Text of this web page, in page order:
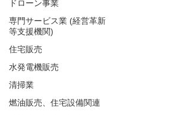
ドローン事業
専門サービス業 (経営革新
等支援機関)
住宅販売
水発電機販売
清掃業
燃油販売、住宅設備関連